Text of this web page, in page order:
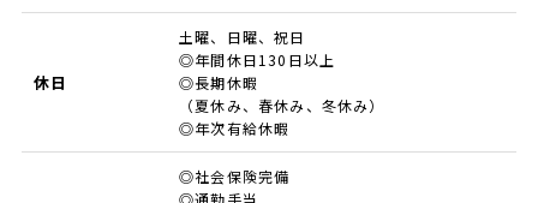
休日
土曜、日曜、祝日
◎年間休日130日以上
◎長期休暇
（夏休み、春休み、冬休み）
◎年次有給休暇
◎社会保険完備
◎通勤手当